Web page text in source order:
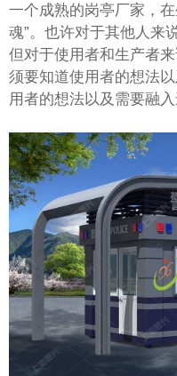
一个成熟的岗亭厂家，
魂”。也许对于其他人来
但对于使用者和生产者
须要知道使用者的想法
用者的想法以及需要融